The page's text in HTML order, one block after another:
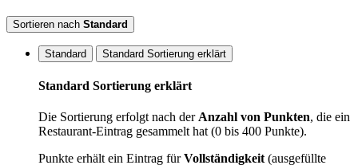
Sortieren nach Standard
Standard Standard Sortierung erklärt
Standard Sortierung erklärt
Die Sortierung erfolgt nach derAnzahl von Punkten, die ein
Restaurant-Eintrag gesammelt hat (0 bis 400 Punkte).
Punkte erhält ein Eintrag fürVollständigkeit(ausgefüllte